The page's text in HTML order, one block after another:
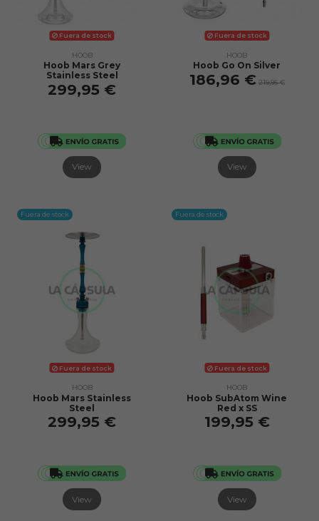
Fuera de stock
HOOB
Hoob Mars Grey
Stainless Steel
299,95 €
View
Fuera de stock
HOOB
Hoob Go On Silver
186,96 € 219,95 €
View
Fuera de stock
Fuera de stock
HOOB
Hoob Mars Stainless
Steel
299,95 €
View
Fuera de stock
Fuera de stock
HOOB
Hoob SubAtom Wine
Red x SS
199,95 €
View